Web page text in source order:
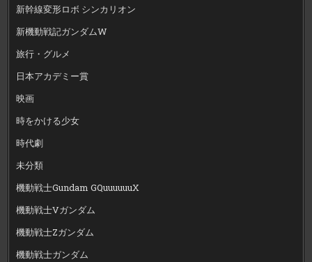
新幹線変形ロボ シンカリオン
新機動戦記ガンダムW
旅行・グルメ
日本アカデミー賞
映画
時をかける少女
時代劇
未分類
機動戦士Gundam GQuuuuuuX
機動戦士Vガンダム
機動戦士Zガンダム
機動戦士ガンダム